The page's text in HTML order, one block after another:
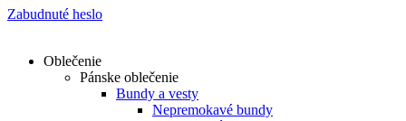
Zabudnuté heslo
Oblečenie
Pánske oblečenie
Bundy a vesty
Nepremokavé bundy